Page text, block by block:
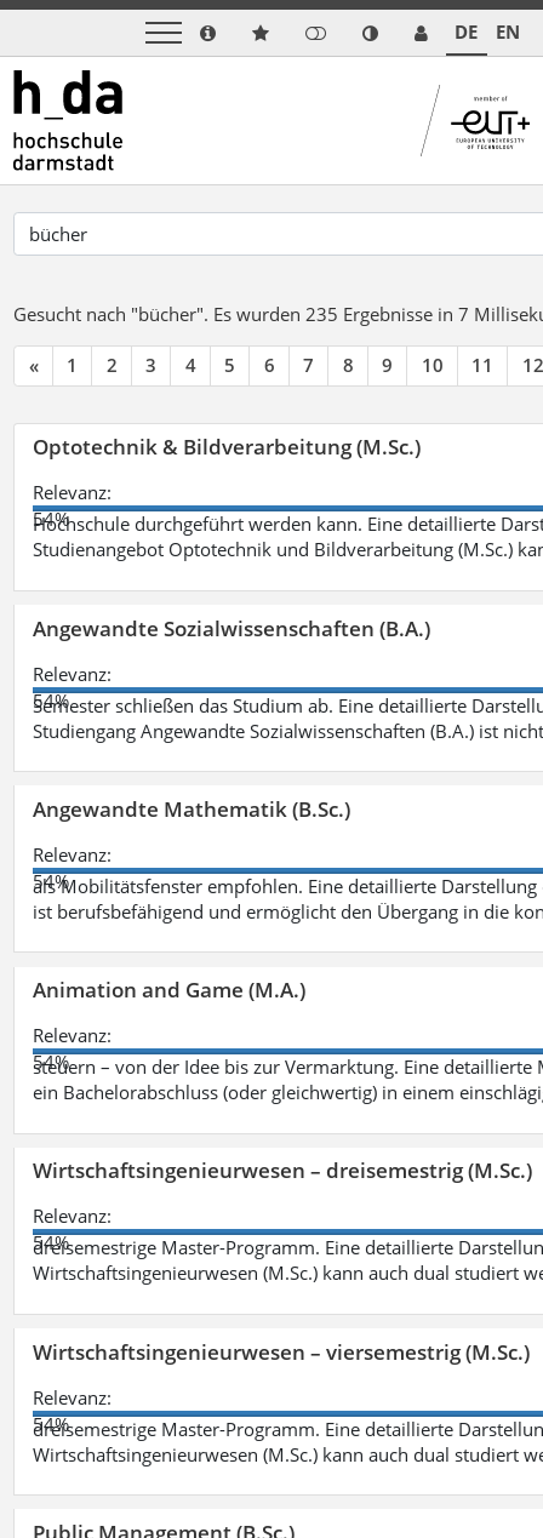
DE EN
Gesucht nach "bücher". Es wurden 235 Ergebnisse in 7
« 1 2 3 4 5 6 7 8 9 10 11 12
Optotechnik & Bildverarbeitung (M.Sc.)
Relevanz:
54%
Hochschule durchgeführt werden kann. Eine detaillierte
Studienangebot Optotechnik und Bildverarbeitung (M.Sc.)
Angewandte Sozialwissenschaften (B.A.)
Relevanz:
54%
Semester schließen das Studium ab. Eine detaillierte
Studiengang Angewandte Sozialwissenschaften (B.A.) ist
Angewandte Mathematik (B.Sc.)
Relevanz:
54%
als Mobilitätsfenster empfohlen. Eine detaillierte
ist berufsbefähigend und ermöglicht den Übergang in die
Animation and Game (M.A.)
Relevanz:
54%
steuern – von der Idee bis zur Vermarktung. Eine
ein Bachelorabschluss (oder gleichwertig) in einem
Wirtschaftsingenieurwesen – dreisemestrig (M.Sc.)
Relevanz:
54%
dreisemestrige Master-Programm. Eine detaillierte
Wirtschaftsingenieurwesen (M.Sc.) kann auch dual studiert
Wirtschaftsingenieurwesen – viersemestrig (M.Sc.)
Relevanz:
54%
dreisemestrige Master-Programm. Eine detaillierte
Wirtschaftsingenieurwesen (M.Sc.) kann auch dual studiert
Public Management (B.Sc.)